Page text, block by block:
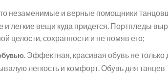
незаменимые и верные помощники
легкие вещи куда придется. Портпледы
целости, сохранности и не помяв его;
. Эффектная, красивая обувь не только
легкость и комфорт. Обувь для танцев